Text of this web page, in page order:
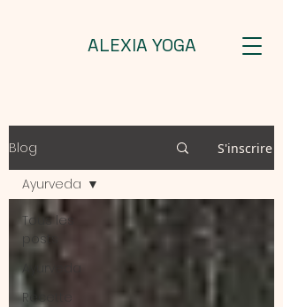
ALEXIA YOGA
Blog S'inscrire
Tous les
posts
Ayurveda
Recette
Ayurveda